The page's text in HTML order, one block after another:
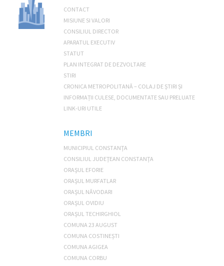
CONTACT
MISIUNE SI VALORI
CONSILIUL DIRECTOR
APARATUL EXECUTIV
STATUT
PLAN INTEGRAT DE DEZVOLTARE
STIRI
CRONICA METROPOLITANĂ – COLAJ DE ȘTIRI ȘI
INFORMAȚII CULESE, DOCUMENTATE SAU PRELUATE
LINK-URI UTILE
MEMBRI
MUNICIPIUL CONSTANŢA
CONSILIUL JUDEŢEAN CONSTANŢA
ORAŞUL EFORIE
ORAŞUL MURFATLAR
ORAŞUL NĂVODARI
ORAŞUL OVIDIU
ORAŞUL TECHIRGHIOL
COMUNA 23 AUGUST
COMUNA COSTINEȘTI
COMUNA AGIGEA
COMUNA CORBU